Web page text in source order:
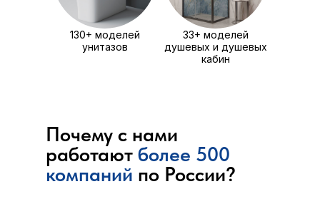
130+ моделей
унитазов
33+ моделей
душевых и душевых
кабин
Почему с нами
работают более 500
компаний по России?